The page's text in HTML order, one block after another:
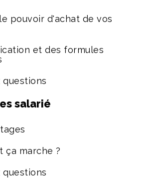
pouvoir d'achat de vos
et des formules
questions
salarié
ça marche ?
questions